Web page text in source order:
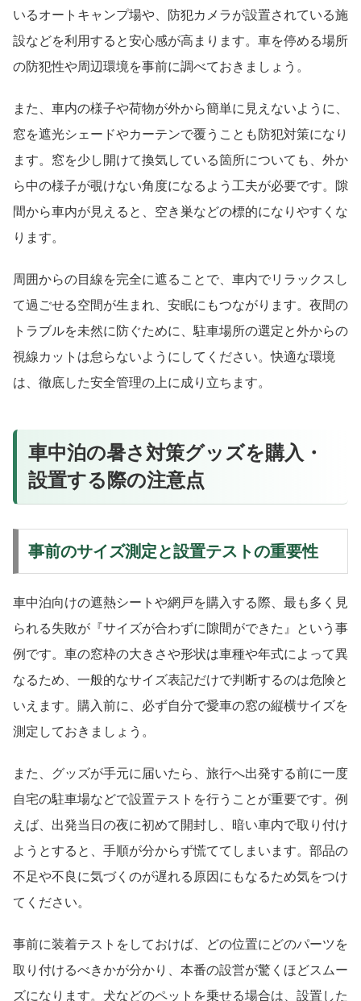
いるオートキャンプ場や、防犯カメラが設置されている施
設などを利用すると安心感が高まります。車を停める場所
の防犯性や周辺環境を事前に調べておきましょう。
また、車内の様子や荷物が外から簡単に見えないように、
窓を遮光シェードやカーテンで覆うことも防犯対策になり
ます。窓を少し開けて換気している箇所についても、外か
ら中の様子が覗けない角度になるよう工夫が必要です。隙
間から車内が見えると、空き巣などの標的になりやすくな
ります。
周囲からの目線を完全に遮ることで、車内でリラックスし
て過ごせる空間が生まれ、安眠にもつながります。夜間の
トラブルを未然に防ぐために、駐車場所の選定と外からの
視線カットは怠らないようにしてください。快適な環境
は、徹底した安全管理の上に成り立ちます。
車中泊の暑さ対策グッズを購入・
設置する際の注意点
事前のサイズ測定と設置テストの重要性
車中泊向けの遮熱シートや網戸を購入する際、最も多く見
られる失敗が『サイズが合わずに隙間ができた』という事
例です。車の窓枠の大きさや形状は車種や年式によって異
なるため、一般的なサイズ表記だけで判断するのは危険と
いえます。購入前に、必ず自分で愛車の窓の縦横サイズを
測定しておきましょう。
また、グッズが手元に届いたら、旅行へ出発する前に一度
自宅の駐車場などで設置テストを行うことが重要です。例
えば、出発当日の夜に初めて開封し、暗い車内で取り付け
ようとすると、手順が分からず慌ててしまいます。部品の
不足や不良に気づくのが遅れる原因にもなるため気をつけ
てください。
事前に装着テストをしておけば、どの位置にどのパーツを
取り付けるべきかが分かり、本番の設営が驚くほどスムー
ズになります。犬などのペットを乗せる場合は、設置した